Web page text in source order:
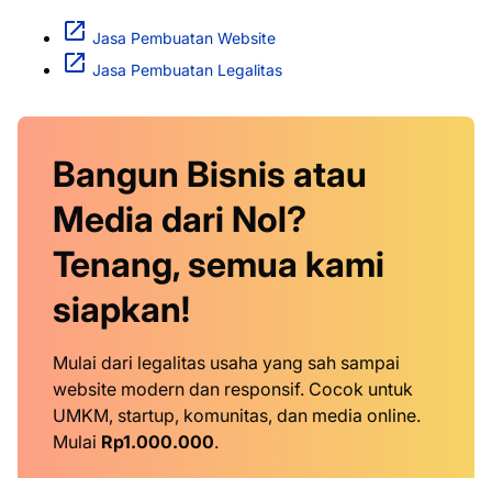
Jasa Pembuatan Website
Jasa Pembuatan Legalitas
Bangun Bisnis atau
Media dari Nol?
Tenang, semua kami
siapkan!
Mulai dari legalitas usaha yang sah sampai
website modern dan responsif. Cocok untuk
UMKM, startup, komunitas, dan media online.
Mulai Rp1.000.000.